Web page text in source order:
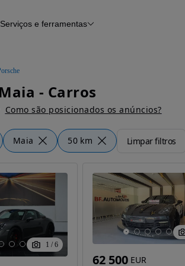
Histórico do veículo
Serviços e ferramentas
- Carros
Como são posicionados os anúncios?
Maia 50 km Limpar filtros
1 / 6
62 500 EUR